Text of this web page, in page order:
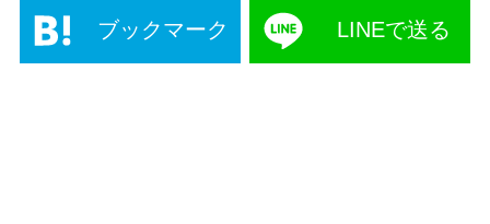
ブックマーク LINEで送る